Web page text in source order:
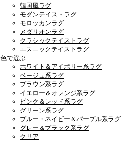
韓国風ラグ
モダンテイストラグ
モロッカンラグ
メダリオンラグ
クラシックテイストラグ
エスニックテイストラグ
色で選ぶ
ホワイト＆アイボリー系ラグ
ベージュ系ラグ
ブラウン系ラグ
イエロー＆オレンジ系ラグ
ピンク＆レッド系ラグ
グリーン系ラグ
ブルー・ネイビー＆パープル系ラグ
グレー＆ブラック系ラグ
クリア